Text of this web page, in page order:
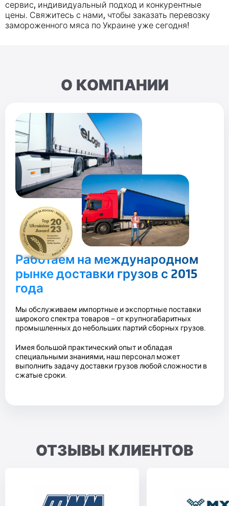
сервис, индивидуальный подход и конкурентные
цены. Свяжитесь с нами, чтобы заказать перевозку
замороженного мяса по Украине уже сегодня!
О КОМПАНИИ
Работаем на международном
рынке доставки грузов с 2015
года
Мы обслуживаем импортные и экспортные поставки
широкого спектра товаров – от крупногабаритных
промышленных до небольших партий сборных грузов.
Имея большой практический опыт и обладая
специальными знаниями, наш персонал может
выполнить задачу доставки грузов любой сложности в
сжатые сроки.
ОТЗЫВЫ КЛИЕНТОВ